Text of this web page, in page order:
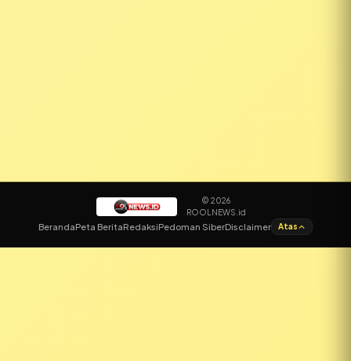
✕
© 2026
ROOLNEWS.id
BerandaPeta BeritaRedaksiPedoman SiberDisclaimer Atas